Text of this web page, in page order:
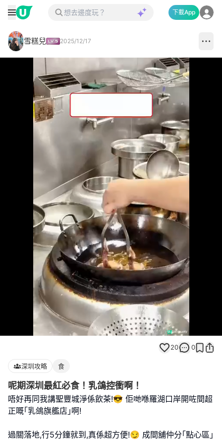
下載App
雪糕兒 2025/12/17
Loaded
100.00%
20 0
深圳攻略 食
呢期深圳最紅必食！乳鴿控衝啊！
唔好再同我講聖豐城淨係飲茶!😎 佢哋喺羅湖口岸開咗間超
正嘅｢乳鴿旗艦店｣啊!
過關落地,行5分鐘就到,真係超方便!😏 成間舖仲分｢點心區｣